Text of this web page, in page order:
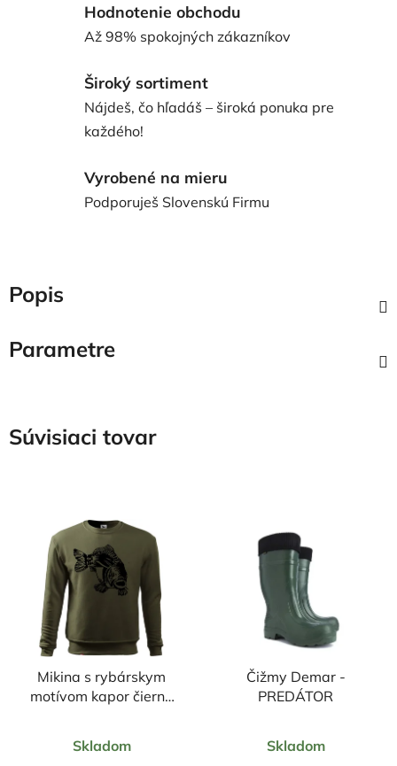
Hodnotenie obchodu
Až 98% spokojných zákazníkov
Široký sortiment
Nájdeš, čo hľadáš – široká ponuka pre
každého!
Vyrobené na mieru
Podporuješ Slovenskú Firmu
Popis
Parametre
Súvisiaci tovar
Mikina s rybárskym
motívom kapor čierny
hodnotenie
Skladom
Čižmy Demar -
PREDÁTOR
hodnotenie
Skladom